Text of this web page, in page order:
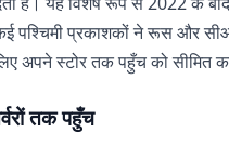
पश्चिमी प्रकाशकों ने रूस और
अपने स्टोर तक पहुँच को सीमित
तक पहुँच